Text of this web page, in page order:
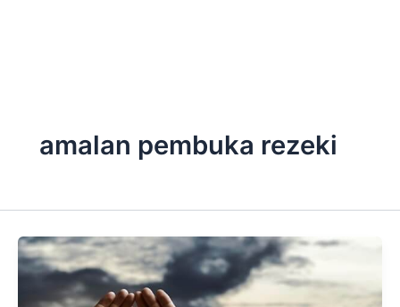
amalan pembuka rezeki